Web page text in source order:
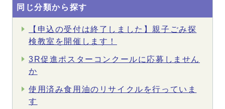
同じ分類から探す
【申込の受付は終了しました】親子ごみ探
検教室を開催します！
3R促進ポスターコンクールに応募しません
か
使用済み食用油のリサイクルを行っていま
す